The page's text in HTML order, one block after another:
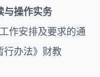
与操作实务
作安排及要求的通
行办法》财教